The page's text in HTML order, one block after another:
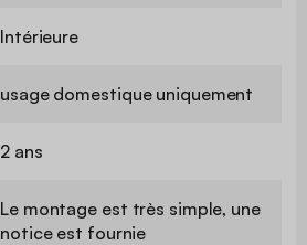
Intérieure
usage domestique uniquement
2 ans
Le montage est très simple, une
notice est fournie